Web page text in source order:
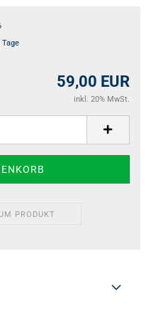
Tage
59,00 EUR
inkl. 20% MwSt.
PRODUKT